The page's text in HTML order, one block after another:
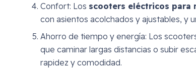
Confort: Los scooters eléctricos para
con asientos acolchados y ajustables, y
Ahorro de tiempo y energía: Los
que caminar largas distancias o subir
rapidez y comodidad.